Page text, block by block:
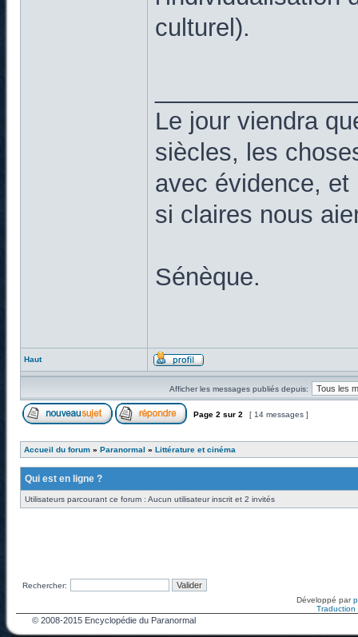
culturel).
Le jour viendra
siècles, les
avec évidence,
si claires nous
Sénèque.
Haut
Afficher les messages publiés depuis:
Page 2 sur 2 [ 14 messages ]
Accueil du forum » Paranormal » Littérature et cinéma
Qui est en ligne ?
Utilisateurs parcourant ce forum : Aucun utilisateur inscrit et 2 invités
Rechercher:
Développé par
Traduction
© 2008-2015 Encyclopédie du Paranormal